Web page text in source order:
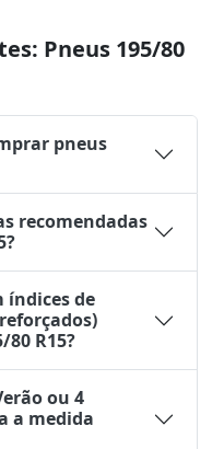
Pneus 195/80
pneus
recomendadas
índices de
R15?
ou 4
a medida